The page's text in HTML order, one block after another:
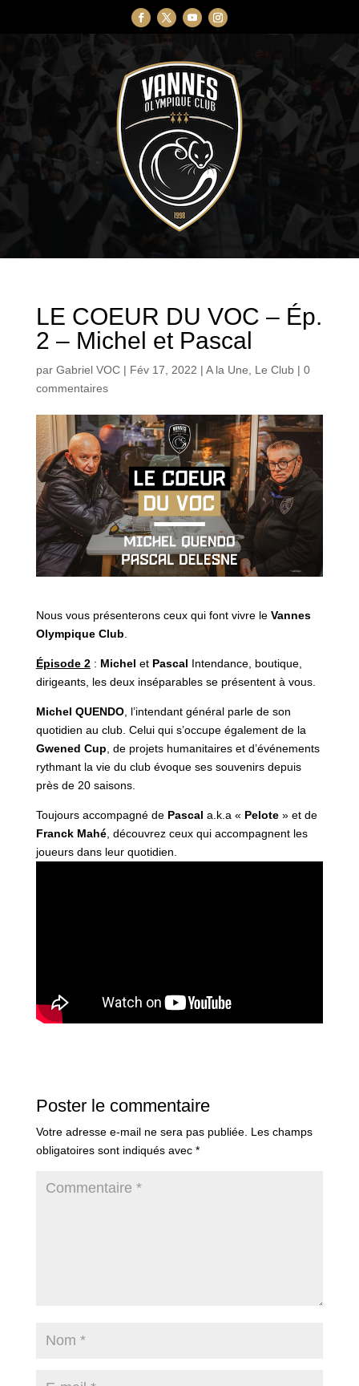
LE COEUR DU VOC – Ép.
2 – Michel et Pascal
par Gabriel VOC| Fév 17, 2022 | A la Une, Le Club| 0
commentaires
Nous vous présenterons ceux qui font vivre le Vannes
Olympique Club
Épisode 2: Michel et Pascal Intendance, boutique,
dirigeants, les deux inséparables se présentent à vous.
Michel QUENDO, l’intendant général parle de son
quotidien au club. Celui qui s’occupe également de la
Gwened Cup , de projets humanitaires et d’événements
rythmant la vie du club évoque ses souvenirs depuis
près de 20 saisons.
Toujours accompagné de Pascal a.k.a « Pelote» et de
Franck Mahé, découvrez ceux qui accompagnent les
joueurs dans leur quotidien.
Poster le commentaire
Votre adresse e-mail ne sera pas publiée. Les champs
obligatoires sont indiqués avec *